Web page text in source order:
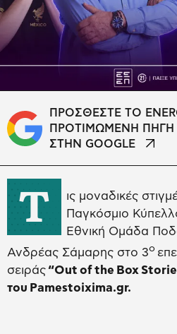
ΠΡΟΣΘΕΣΤΕ ΤΟ
ΠΡΟΤΙΜΩΜΕΝΗ
ΣΤΗΝ GOOGLE
Τ
ις μοναδικές
Παγκόσμιο
Εθνική Ομάδα
Ανδρέας Σάμαρης στο 3ο
σειράς“Out ofthe Box
του Pamestoixima.gr.